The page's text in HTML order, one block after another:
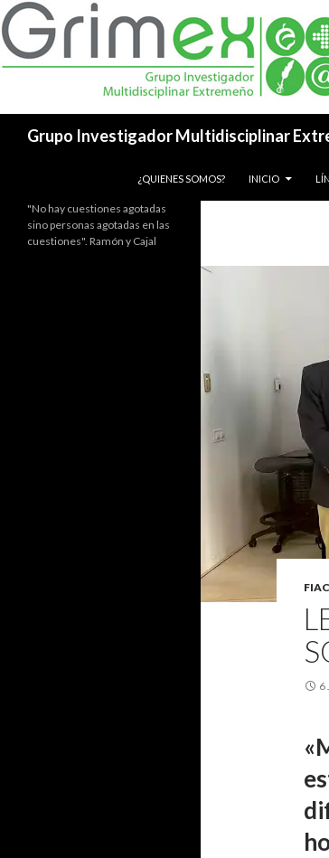
Grupo Investigador Multidisciplinar
¿QUIENES SOMOS?
INICIO
6
"No hay cuestiones agotadas
sino personas agotadas en las
cuestiones". Ramón y Cajal